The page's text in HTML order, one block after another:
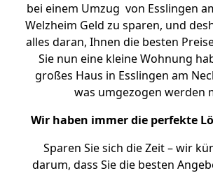
bei einem Umzug von Esslingen
Welzheim Geld zu sparen, und
alles daran, Ihnen die besten
Sie nun eine kleine Wohnung
großes Haus in Esslingen am
was umgezogen werden
Wir haben immer die perfekte
Sparen Sie sich die Zeit – wir
darum, dass Sie die besten